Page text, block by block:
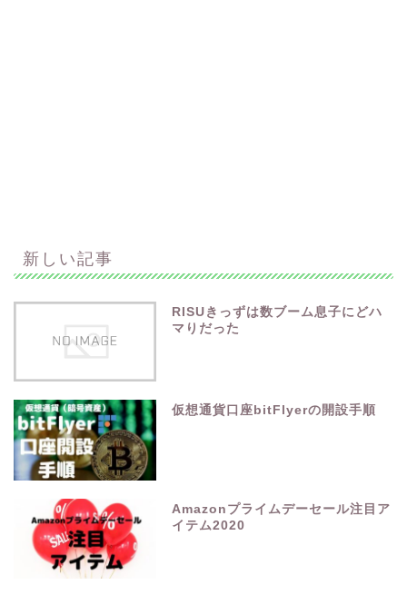
新しい記事
RISUきっずは数ブーム息子にどハ
マりだった
仮想通貨口座bitFlyerの開設手順
Amazonプライムデーセール注目ア
イテム2020